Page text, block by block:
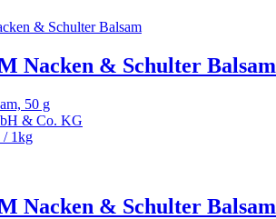
Nacken & Schulter Balsam
50 g
& Co. KG
/ 1kg
Nacken & Schulter Balsam